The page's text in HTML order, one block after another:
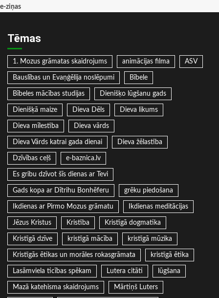
e-ziņas
Tēmas
1. Mozus grāmatas skaidrojums animācijas filma ASV
Bauslības un Evaņģēlija noslēpumi Bībele
Bībeles mācības studijas Dienišķo lūgšanu gads
Dienišķā maize Dieva Dēls Dieva likums
Dieva mīlestība Dieva vārds
Dieva Vārds katrai gada dienai Dieva žēlastība
Dzīvības ceļš e-baznica.lv
Es gribu dzīvot šīs dienas ar Tevi
Gads kopa ar Dītrihu Bonhēferu grēku piedošana
Ikdienas ar Pirmo Mozus grāmatu Ikdienas meditācijas
Jēzus Kristus Kristība Kristīgā dogmatika
Kristīgā dzīve kristīgā mācība kristīgā mūzika
Kristīgās ētikas un morāles rokasgrāmata kristīgā ētika
Lasāmviela ticības spēkam Lutera citāti lūgšana
Mazā katehisma skaidrojums Mārtiņš Luters